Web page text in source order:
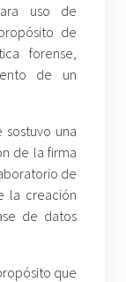
uso de
de
forense,
de un
una
de la firma
de
la creación
de datos
que